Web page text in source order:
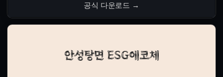
공식 다운로드 →
안성탕면 ESG에코체